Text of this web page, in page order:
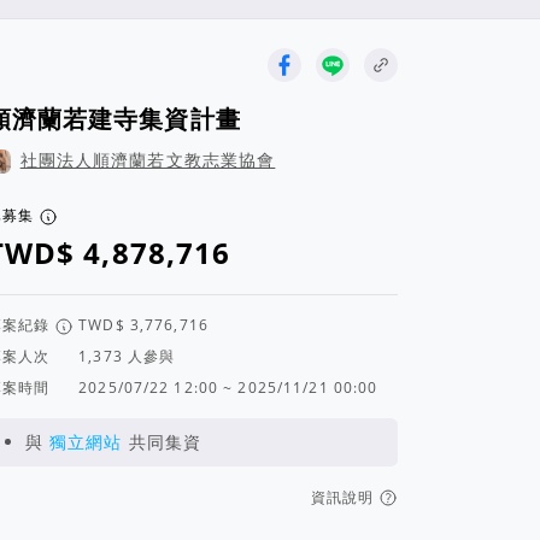
濟蘭若建寺集資計畫
社團法人順濟蘭若文教志業協會
集
紀錄
人次
人參與
時間
2025/07/22 12:00 ~ 2025/11/21 00:00
與 獨立網站 共同集資
資訊說明